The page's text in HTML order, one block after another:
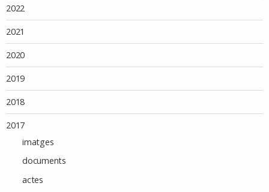
2022
2021
2020
2019
2018
2017
imatges
documents
actes